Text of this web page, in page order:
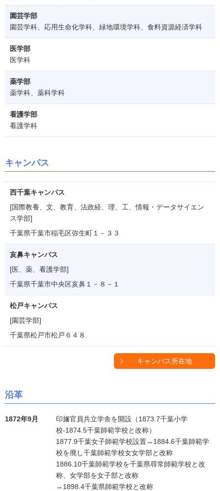
園芸学部
園芸学科、応用生命化学科、緑地環境学科、食料資源経済学科
医学部
医学科
薬学部
薬学科、薬科学科
看護学部
看護学科
キャンパス
西千葉キャンパス
[国際教養、文、教育、法政経、理、工、情報・データサイエン
ス学部]
千葉県千葉市稲毛区弥生町１－３３
亥鼻キャンパス
[医、薬、看護学部]
千葉県千葉市中央区亥鼻１－８－１
松戸キャンパス
[園芸学部]
千葉県松戸市松戸６４８
キャンパス所在地
沿革
1872年9月
印旛官員共立学舎を開設（1873.7千葉小学
校-1874.5千葉師範学校と改称）
1877.9千葉女子師範学校設置→1884.6千葉師範学
校を廃し千葉師範学校女女学部と改称
1886.10千葉師範学校を千葉県尋常師範学校と改
称、女学部を女子部と改称
→1898.4千葉県師範学校と改称